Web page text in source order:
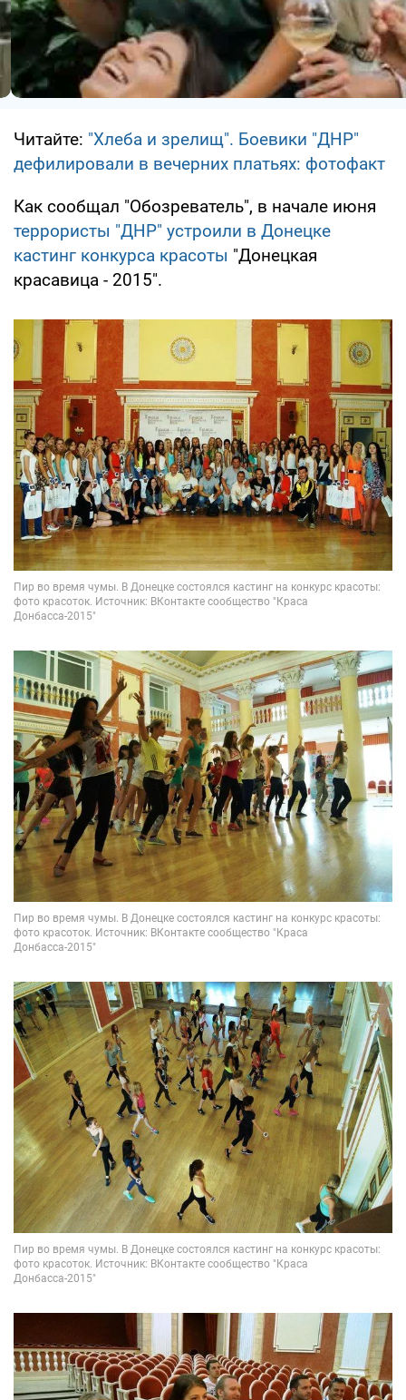
Читайте: "Хлеба и зрелищ". Боевики "ДНР"
дефилировали в вечерних платьях: фотофакт
Как сообщал "Обозреватель", в начале июня
террористы "ДНР" устроили в Донецке
кастинг конкурса красоты "Донецкая
красавица - 2015".